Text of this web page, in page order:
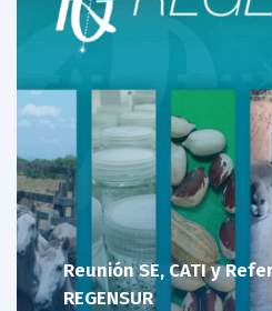
Reunión SE, CATI y
REGENSUR